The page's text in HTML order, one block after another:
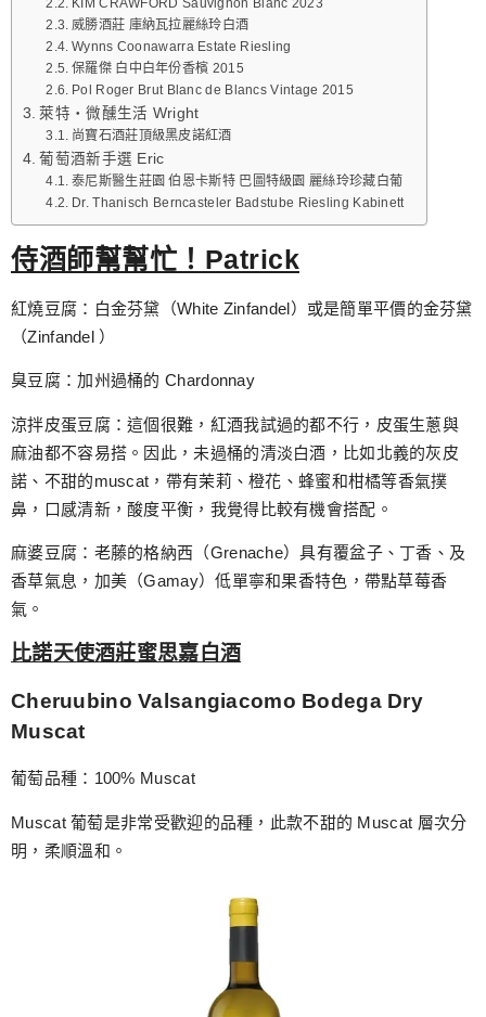
威勝酒莊 庫納瓦拉麗絲玲白酒
Wynns Coonawarra Estate Riesling
保羅傑 白中白年份香檳 2015
Pol Roger Brut Blanc de Blancs Vintage 2015
萊特‧微醺生活 Wright
尚寶石酒莊頂級黑皮諾紅酒
葡萄酒新手選 Eric
泰尼斯醫生莊園 伯恩卡斯特 巴圖特級園 麗絲玲珍藏白葡
Dr. Thanisch Berncasteler Badstube Riesling Kabinett
侍酒師幫幫忙！Patrick
紅燒豆腐：白金芬黛（White Zinfandel）或是簡單平價的金芬黛
（Zinfandel ）
臭豆腐：加州過桶的 Chardonnay
涼拌皮蛋豆腐：這個很難，紅酒我試過的都不行，皮蛋生蔥與
麻油都不容易搭。因此，未過桶的清淡白酒，比如北義的灰皮
諾、不甜的muscat，帶有茉莉、橙花、蜂蜜和柑橘等香氣撲
鼻，口感清新，酸度平衡，我覺得比較有機會搭配。
麻婆豆腐：老藤的格納西（Grenache）具有覆盆子、丁香、及
香草氣息，加美（Gamay）低單寧和果香特色，帶點草莓香
氣。
比諾天使酒莊蜜思嘉白酒
Cheruubino Valsangiacomo Bodega Dry
Muscat
葡萄品種：100% Muscat
Muscat 葡萄是非常受歡迎的品種，此款不甜的 Muscat 層次分
明，柔順溫和。